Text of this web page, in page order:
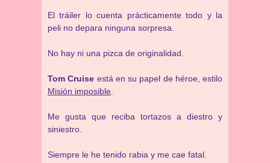
El tráiler lo cuenta prácticamente todo y la
peli no depara ninguna sorpresa.
No hay ni una pizca de originalidad.
Tom Cruise está en su papel de héroe, estilo
Misión imposible
Me gusta que reciba tortazos a diestro y
siniestro.
Siempre le he tenido rabia y me cae fatal.